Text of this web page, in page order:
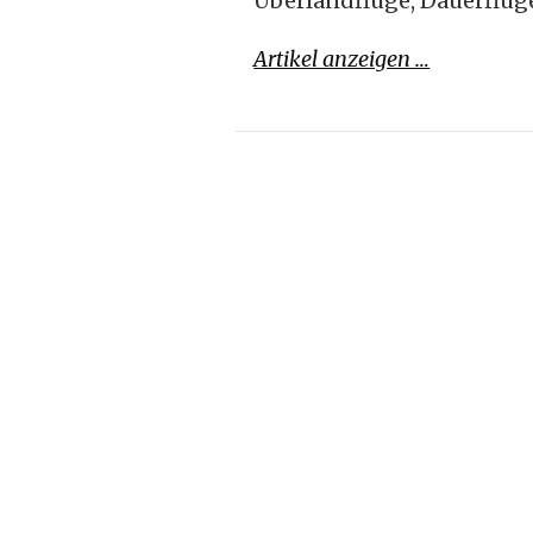
Artikel anzeigen …